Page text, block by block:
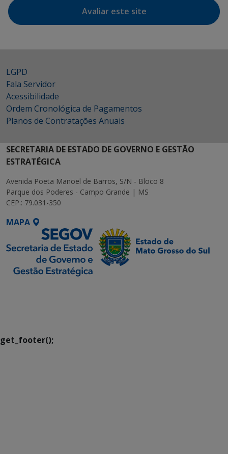
Avaliar este site
LGPD
Fala Servidor
Acessibilidade
Ordem Cronológica de Pagamentos
Planos de Contratações Anuais
SECRETARIA DE ESTADO DE GOVERNO E GESTÃO
ESTRATÉGICA
Avenida Poeta Manoel de Barros, S/N - Bloco 8
Parque dos Poderes - Campo Grande | MS
CEP.: 79.031-350
MAPA
get_footer();